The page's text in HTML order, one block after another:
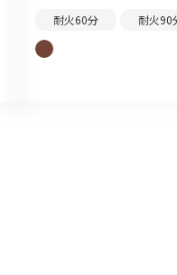
耐火60分 耐火90